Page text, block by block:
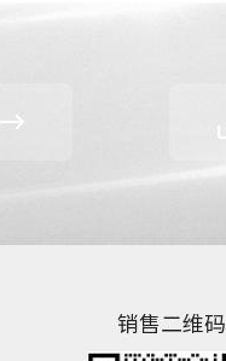
销售二维码